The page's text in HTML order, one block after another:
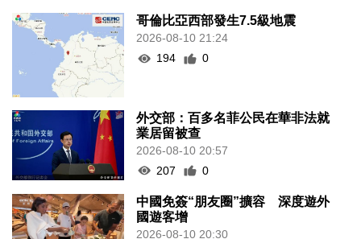
哥倫比亞西部發生7.5級地震
2026-08-10 21:24
194
0
外交部：百多名菲公民在華非法就
業居留被查
2026-08-10 20:57
207
0
中國免簽“朋友圈”擴容 深度遊外
國遊客增
2026-08-10 20:30